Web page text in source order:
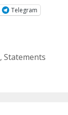
Telegram
, Statements